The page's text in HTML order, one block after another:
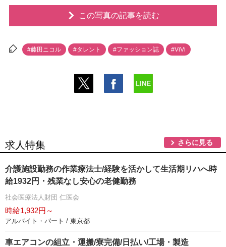
この写真の記事を読む
#藤田ニコル #タレント #ファッション誌 #ViVi
求人特集 さらに見る
介護施設勤務の作業療法士/経験を活かして生活期リハへ時
給1932円・残業なし安心の老健勤務
社会医療法人財団 仁医会
時給1,932円～
アルバイト・パート / 東京都
車エアコンの組立・運搬/寮完備/日払い/工場・製造